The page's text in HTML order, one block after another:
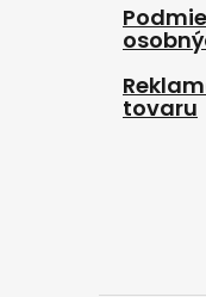
tovaru